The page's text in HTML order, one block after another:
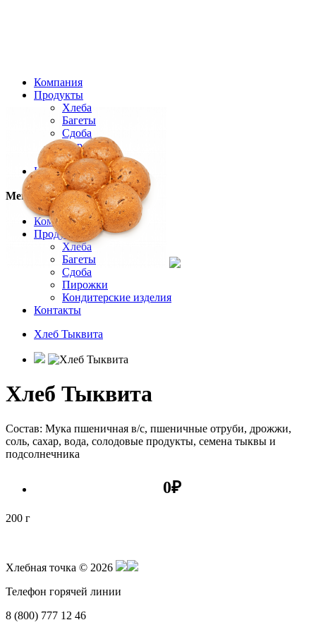
Компания
Продукты
Хлеба
Багеты
Сдоба
Пирожки
Кексы
Контакты
Меню Toggle navigation
Компания
Продукты
Хлеба
Багеты
Сдоба
Пирожки
Кондитерские изделия
Контакты
Хлеб Тыквита
Хлеб Тыквита
Состав: Мука пшеничная в/с, пшеничные отруби, дрожжи,
соль, сахар, вода, солодовые продукты, семена тыквы и
подсолнечника
0₽
200 г
Хлебная точка © 2026
Телефон горячей линии
8 (800) 777 12 46